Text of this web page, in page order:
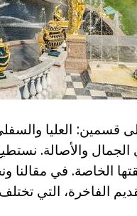
قسمين: العليا
الجمال والأصالة.
الخاصة. في
الفاخرة، التي